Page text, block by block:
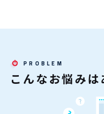
こんなお悩みは